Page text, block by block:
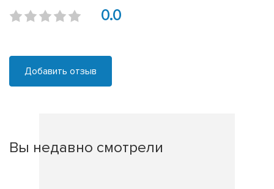
0.0
Добавить отзыв
Вы недавно смотрели